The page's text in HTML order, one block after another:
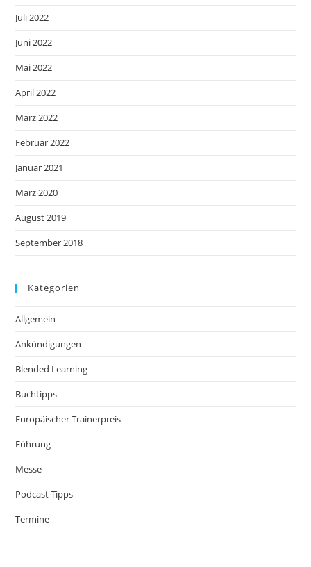
Juli 2022
Juni 2022
Mai 2022
April 2022
März 2022
Februar 2022
Januar 2021
März 2020
August 2019
September 2018
Kategorien
Allgemein
Ankündigungen
Blended Learning
Buchtipps
Europäischer Trainerpreis
Führung
Messe
Podcast Tipps
Termine